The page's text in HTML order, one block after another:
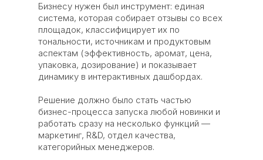
Бизнесу нужен был инструмент: единая
система, которая собирает отзывы со всех
площадок, классифицирует их по
тональности, источникам и продуктовым
аспектам (эффективность, аромат, цена,
упаковка, дозирование) и показывает
динамику в интерактивных дашбордах.
Решение должно было стать частью
бизнес-процесса запуска любой новинки и
работать сразу на несколько функций —
маркетинг, R&D, отдел качества,
категорийных менеджеров.